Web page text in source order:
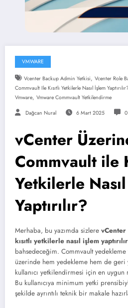
VMWARE
Vcenter Backup Admin Yetkisi, Vcenter Role
Commvault Ile Kısıtlı Yetkilerle Nasıl İşlem
Vmware, Vmware Commvault Yetkilendirme
Dağcan Nural 6 Mart 2025
vCenter
Commvault ile
Yetkilerle
Yaptırılır?
Merhaba, bu yazımda sizlere
kısıtlı yetkilerle nasıl işlem yaptırılır
bahsedeceğim. Commvault yedekleme
üzerinde hem yedekleme hem de
kullanıcı yetkilendirmesi için en uygun
Bu kullanıcıya minimum yetki
şekilde ayrıntılı teknik bir makale